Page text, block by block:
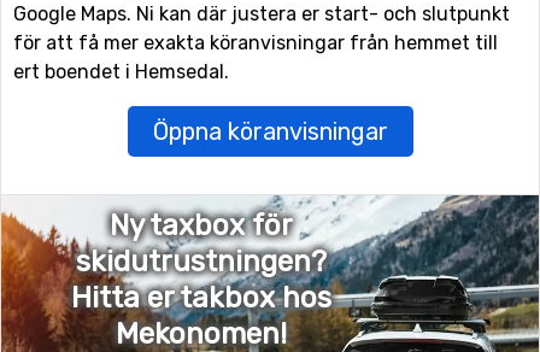
Google Maps. Ni kan där justera er start- och slutpunkt
för att få mer exakta köranvisningar från hemmet till
ert boendet i Hemsedal.
Öppna köranvisningar
Ny taxbox för
skidutrustningen?
Hitta er takbox hos
Mekonomen!